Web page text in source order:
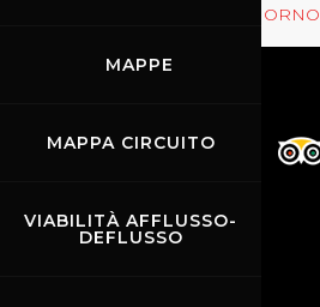
MAPPE
MAPPA CIRCUITO
VIABILITÀ AFFLUSSO-
DEFLUSSO
MOSTRA GLI EVENTI DEL GIORNO